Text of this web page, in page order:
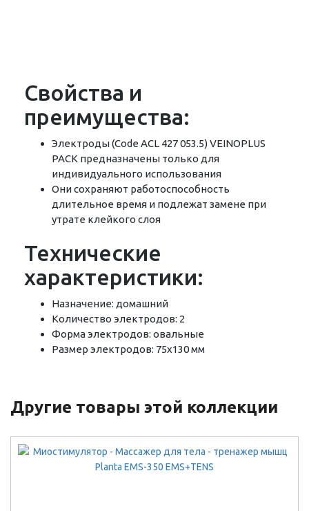
Свойства и
преимущества:
Электроды (Code ACL 427 053.5) VEINOPLUS
PACK предназначены только для
индивидуального использования
Они сохраняют работоспособность
длительное время и подлежат замене при
утрате клейкого слоя
Технические
характеристики:
Назначение: домашний
Количество электродов: 2
Форма электродов: овальные
Размер электродов: 75х130 мм
Другие товары этой коллекции